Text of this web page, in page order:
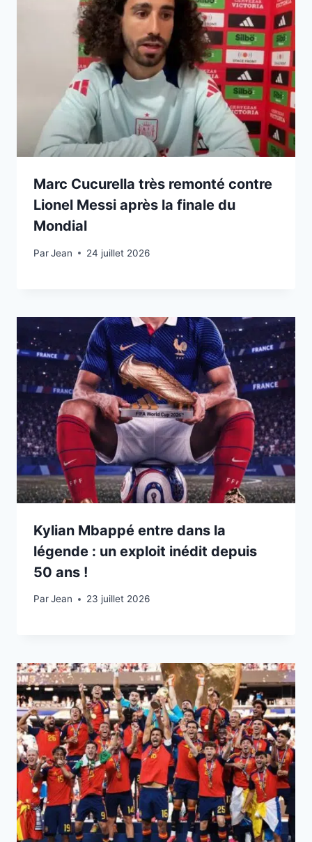
Marc Cucurella très remonté contre
Lionel Messi après la finale du
Mondial
ParJean
24 juillet 202624 juillet 2026
Kylian Mbappé entre dans la
légende : un exploit inédit depuis
50 ans !
ParJean
23 juillet 202623 juillet 2026